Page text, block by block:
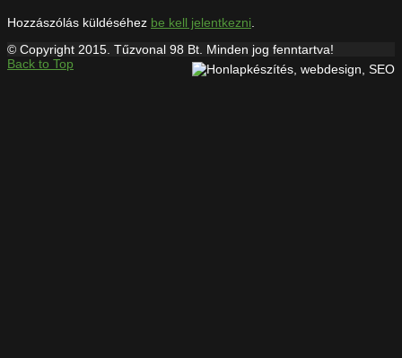
Hozzászólás küldéséhez be kell jelentkezni
© Copyright 2015. Tűzvonal 98 Bt. Minden jog fenntartva!
Back to Top